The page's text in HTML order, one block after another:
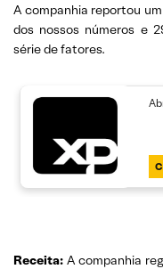
A companhia reportou
dos nossos números e
série de fatores.
Receita: A companhia